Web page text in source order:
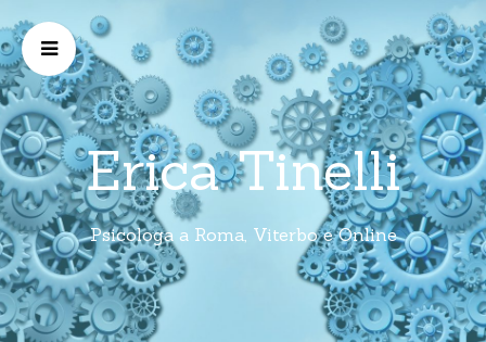
Erica Tinelli
Psicologa a Roma, Viterbo e Online